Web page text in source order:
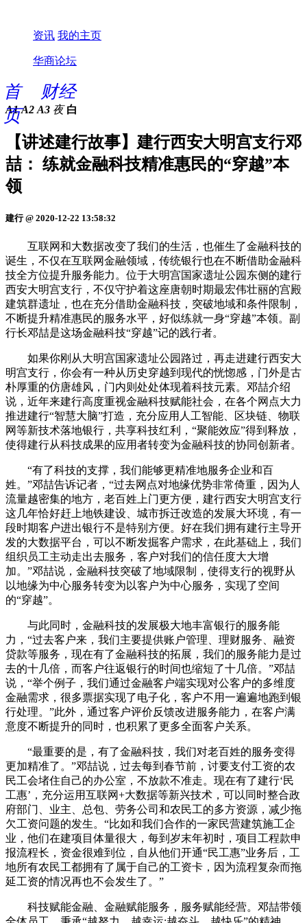
资讯 我的主页
华商论坛
首
页
财经
A1 A2 A3 夜 白
【讲述建行故事】建行西安大明宫支行邓
喆： 练就金融科技精准惠民的“穿越”本
领
建行 @ 2020-12-22 13:58:32
互联网和大数据改变了我们的生活，也催生了金融科技的
诞生，不仅在互联网金融领域，传统银行也在不断借助金融科
技全方位提升服务能力。位于大明宫国家遗址公园东侧的建行
西安大明宫支行，不仅守护着这座唐朝时期最宏伟壮丽的宫殿
建筑群遗址，也在充分借助金融科技，突破地域和条件限制，
不断提升精准惠民的服务水平，好似练就一身“穿越”本领。副
行长邓喆是这场金融科技“穿越”记的践行者。
如果你刚从大明宫国家遗址公园路过，再走进建行西安大
明宫支行，你会有一种从历史穿越到现代的恍惚感，门外是古
朴厚重的仿唐雄风，门内则处处体现着科技元素。邓喆介绍
说，近年来建行高度重视金融科技赋能社会，在各个网点大力
推进建行“智慧大脑”打造，充分应用人工智能、区块链、物联
网等新技术落地银行，共享科技红利，“聚能效应”得到释放，
使得建行从科技成果的应用者转变为金融科技的协同创新者。
“有了科技的支撑，我们能够更精准地服务企业和百
姓。”邓喆告诉记者，“过去网点对地缘优势非常倚重，因为人
流量越密集的地方，老百姓上门更方便，建行西安大明宫支行
这几年恰好赶上地铁建设、城市拆迁改造的发展大环境，有一
段时期客户进出银行不是特别方便。好在我们拥有建行主导开
发的大数据平台，可以不断发掘客户需求，在此基础上，我们
组织员工主动走出去服务，客户对我们的信任度大大增
加。”邓喆说，金融科技突破了地域限制，使得支行的视野从
以地缘为中心服务转变为以客户为中心服务，实现了空间
的“穿越”。
与此同时，金融科技的发展极大地丰富银行的服务能
力，“过去客户来，我们主要提供账户管理、理财服务、融资
贷款等服务，现在有了金融科技的拓展，我们的服务能力是过
去的十几倍，而客户往返银行的时间也缩短了十几倍。”邓喆
说，“举个例子，我们通过金融客户端实现对公客户的多维度
金融需求，很多票据实现了电子化，客户不用一遍遍地跑到银
行处理。”此外，通过客户评价反馈改进服务能力，在客户满
意度不断提升的同时，也积累了更多全面客户关系。
“最重要的是，有了金融科技，我们对老百姓的服务变得
更加精准了。”邓喆说，过去每到春节前，讨要支付工资的农
民工会堵住自己的办公室，不放款不准走。现在有了建行‘民
工惠’，充分运用互联网+大数据等新兴技术，可以同时整合政
府部门、业主、总包、劳务公司和农民工的多方资源，减少拖
欠工资问题的发生。“比如和我们合作的一家民营建筑施工企
业，他们在建项目体量很大，每到岁末年初时，项目工程款申
报流程长，资金很难到位，自从他们开通“民工惠”业务后，工
地所有农民工都拥有了属于自己的工资卡，因为流程复杂而拖
延工资的情况再也不会发生了。”
科技赋能金融、金融赋能服务，服务赋能经营。邓喆带领